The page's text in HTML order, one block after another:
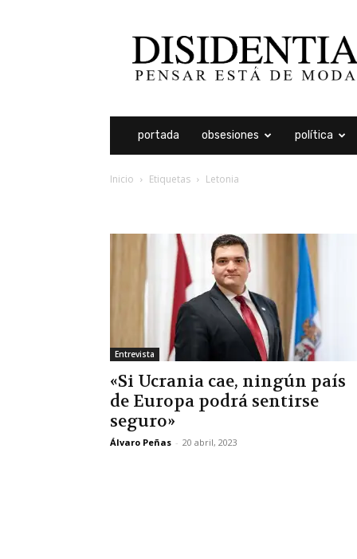
portada obsesiones política
Inicio Etiquetas Letonia
Entrevista
«Si Ucrania cae, ningún país
de Europa podrá sentirse
seguro»
Álvaro Peñas - 20 abril, 2023